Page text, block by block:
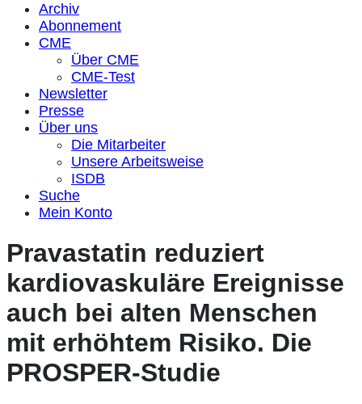
Archiv
Abonnement
CME
Über CME
CME-Test
Newsletter
Presse
Über uns
Die Mitarbeiter
Unsere Arbeitsweise
ISDB
Suche
Mein Konto
Pravastatin reduziert
kardiovaskuläre Ereignisse
auch bei alten Menschen
mit erhöhtem Risiko. Die
PROSPER-Studie